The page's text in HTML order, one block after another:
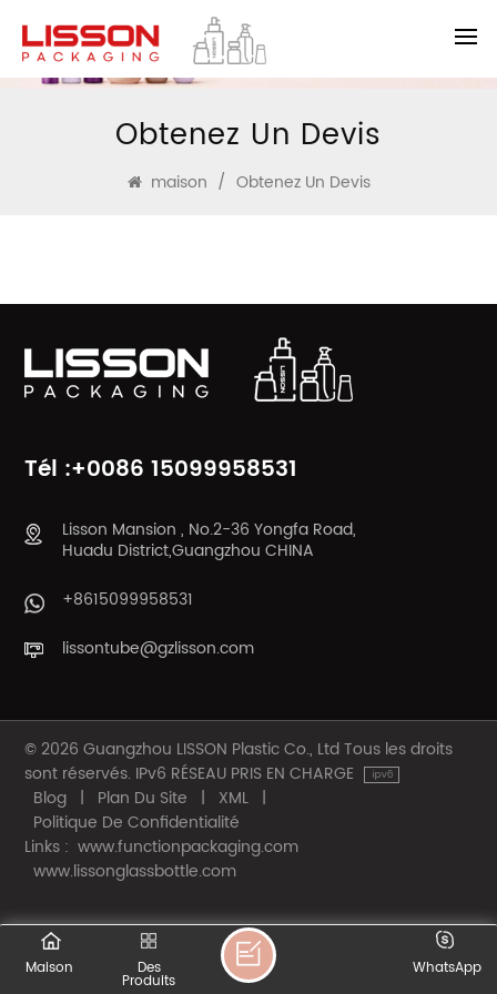
Obtenez Un Devis
maison / Obtenez Un Devis
Tél :+0086 15099958531
Lisson Mansion , No.2-36 Yongfa Road,
Huadu District,Guangzhou CHINA
+8615099958531
lissontube@gzlisson.com
© 2026 Guangzhou LISSON Plastic Co., Ltd Tous les droits
sont réservés. IPv6 RÉSEAU PRIS EN CHARGE
Blog | Plan Du Site | XML |
Politique De Confidentialité
Links : www.functionpackaging.com
www.lissonglassbottle.com
Maison Des
Produits
WhatsApp